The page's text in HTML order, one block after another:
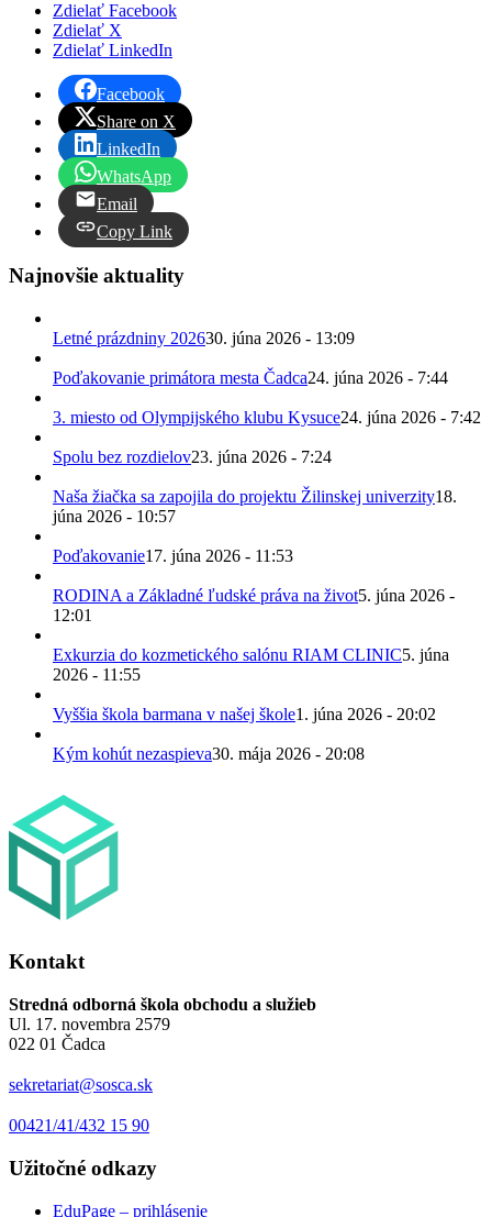
Zdielať Facebook
Zdielať X
Zdielať LinkedIn
Facebook
Share on X
LinkedIn
WhatsApp
Email
Copy Link
Najnovšie aktuality
Letné prázdniny 202630. júna 2026 - 13:09
Poďakovanie primátora mesta Čadca24. júna 2026 - 7:44
3. miesto od Olympijského klubu Kysuce24. júna 2026 - 7:42
Spolu bez rozdielov23. júna 2026 - 7:24
Naša žiačka sa zapojila do projektu Žilinskej univerzity18.
júna 2026 - 10:57
Poďakovanie17. júna 2026 - 11:53
RODINA a Základné ľudské práva na život5. júna 2026 -
12:01
Exkurzia do kozmetického salónu RIAM CLINIC5. júna
2026 - 11:55
Vyššia škola barmana v našej škole1. júna 2026 - 20:02
Kým kohút nezaspieva30. mája 2026 - 20:08
Kontakt
Stredná odborná škola obchodu a služieb
Ul. 17. novembra 2579
022 01 Čadca
sekretariat@sosca.sk
00421/41/432 15 90
Užitočné odkazy
EduPage – prihlásenie